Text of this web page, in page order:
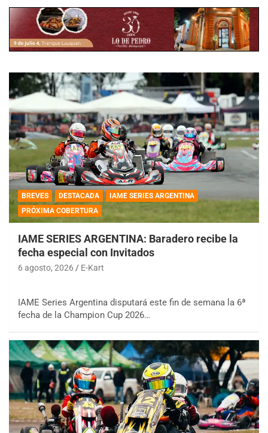
BREVES DESTACADA
IAME SERIES ARGENTINA
PRÓXIMA COBERTURA
IAME SERIES ARGENTINA: Baradero recibe la
fecha especial con Invitados
6 agosto, 2026 E-Kart
IAME Series Argentina disputará este fin de semana la 6ª
fecha de la Champion Cup 2026…